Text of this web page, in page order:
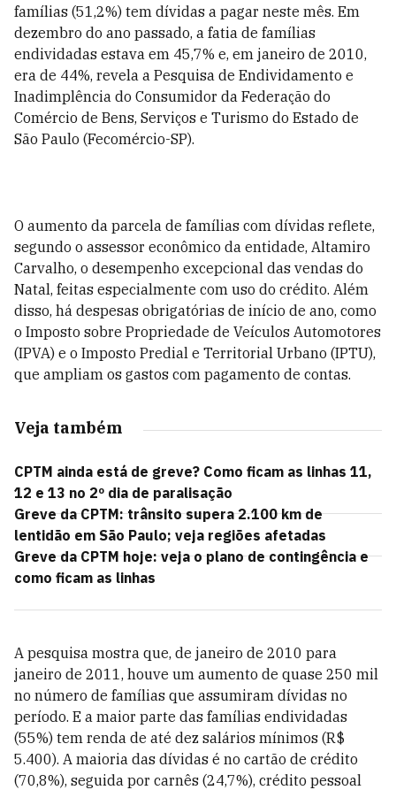
famílias (51,2%) tem dívidas a pagar neste mês. Em
dezembro do ano passado, a fatia de famílias
endividadas estava em 45,7% e, em janeiro de 2010,
era de 44%, revela a Pesquisa de Endividamento e
Inadimplência do Consumidor da Federação do
Comércio de Bens, Serviços e Turismo do Estado de
São Paulo (Fecomércio-SP).
O aumento da parcela de famílias com dívidas reflete,
segundo o assessor econômico da entidade, Altamiro
Carvalho, o desempenho excepcional das vendas do
Natal, feitas especialmente com uso do crédito. Além
disso, há despesas obrigatórias de início de ano, como
o Imposto sobre Propriedade de Veículos Automotores
(IPVA) e o Imposto Predial e Territorial Urbano (IPTU),
que ampliam os gastos com pagamento de contas.
Veja também
CPTM ainda está de greve? Como ficam as linhas 11,
12 e 13 no 2º dia de paralisação
Greve da CPTM: trânsito supera 2.100 km de
lentidão em São Paulo; veja regiões afetadas
Greve da CPTM hoje: veja o plano de contingência e
como ficam as linhas
A pesquisa mostra que, de janeiro de 2010 para
janeiro de 2011, houve um aumento de quase 250 mil
no número de famílias que assumiram dívidas no
período. E a maior parte das famílias endividadas
(55%) tem renda de até dez salários mínimos (R$
5.400). A maioria das dívidas é no cartão de crédito
(70,8%), seguida por carnês (24,7%), crédito pessoal